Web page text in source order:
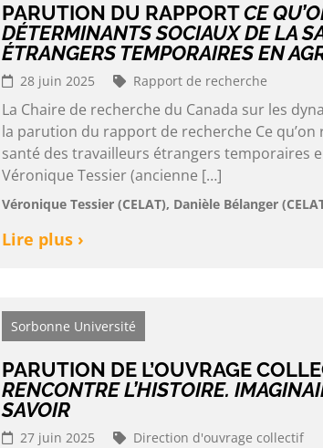
PARUTION DU RAPPORTCE
DÉTERMINANTS SOCIAUX DE LA
ÉTRANGERS TEMPORAIRES EN
28 juin 2025 Rapport de recherche
La Chaire de recherche du Canada sur les
la parution du rapport de recherche Ce
santé des travailleurs étrangers temporaires
Véronique Tessier (ancienne […]
Véronique Tessier (CELAT), Danièle Bélanger
Lire plus ›
Sorbonne Université
PARUTION DE L’OUVRAGE
RENCONTRE L’HISTOIRE.
SAVOIR
27 juin 2025 Direction d'ouvrage collectif